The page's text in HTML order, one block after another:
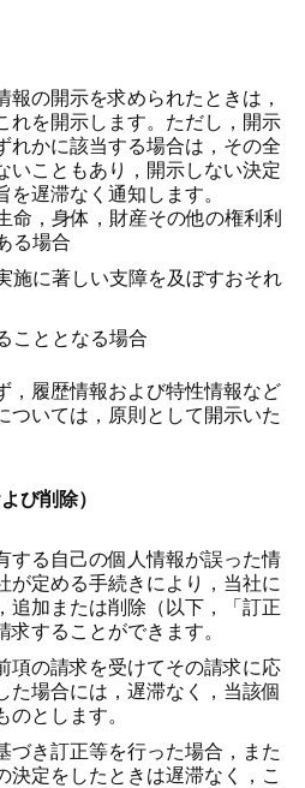
報の開示を求められたときは，
れを開示します。ただし，開示
れかに該当する場合は，その全
いこともあり，開示しない決定
遅滞なく通知します。
命，身体，財産その他の権利利
る場合
施に著しい支障を及ぼすおそれ
こととなる場合
，履歴情報および特性情報など
ついては，原則として開示いた
び削除）
する自己の個人情報が誤った情
が定める手続きにより，当社に
追加または削除（以下，「訂正
することができます。
項の請求を受けてその請求に応
た場合には，遅滞なく，当該個
のとします。
づき訂正等を行った場合，また
決定をしたときは遅滞なく，こ